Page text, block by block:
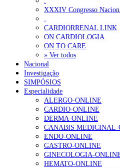
XXXIV Congresso
CARDIORRENAL LINK
ON CARDIOLOGIA
ON TO CARE
» Ver todos
Nacional
Investigação
SIMPÓSIOS
Especialidade
ALERGO-ONLINE
CARDIO-ONLINE
DERMA-ONLINE
CANABIS MEDICINAL-
ENDO-ONLINE
GASTRO-ONLINE
GINECOLOGIA-
HEMATO-ONLINE